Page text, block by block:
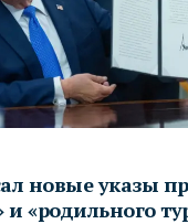
новые указы
«родильного